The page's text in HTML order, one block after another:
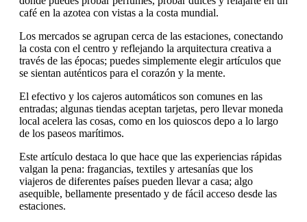
café en la azotea con vistas a la costa mundial.
Los mercados se agrupan cerca de las estaciones, conectando
la costa con el centro y reflejando la arquitectura creativa a
través de las épocas; puedes simplemente elegir artículos que
se sientan auténticos para el corazón y la mente.
El efectivo y los cajeros automáticos son comunes en las
entradas; algunas tiendas aceptan tarjetas, pero llevar moneda
local acelera las cosas, como en los quioscos depo a lo largo
de los paseos marítimos.
Este artículo destaca lo que hace que las experiencias rápidas
valgan la pena: fragancias, textiles y artesanías que los
viajeros de diferentes países pueden llevar a casa; algo
asequible, bellamente presentado y de fácil acceso desde las
estaciones.